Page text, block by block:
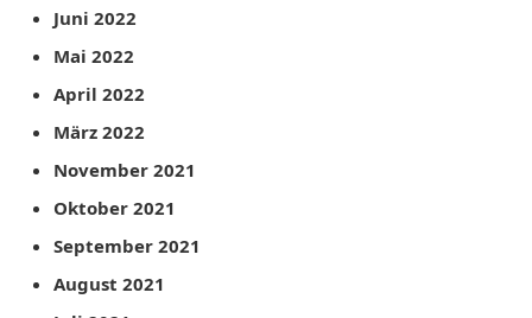
Juni 2022
Mai 2022
April 2022
März 2022
November 2021
Oktober 2021
September 2021
August 2021